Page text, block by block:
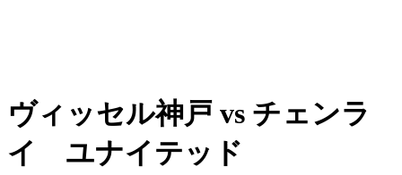
ヴィッセル神戸 vs チェンラ
イ ユナイテッド